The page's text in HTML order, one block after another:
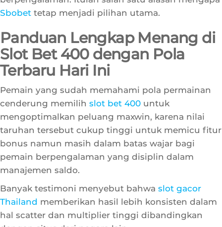
ditawarkan Sbobet, menjadikannya platform yang
ideal untuk pemula maupun pemain
berpengalaman. Itulah salah satu alasan mengapa
Sbobettetap menjadi pilihan utama.
Panduan Lengkap Menang di
Slot Bet 400 dengan Pola
Terbaru Hari Ini
Pemain yang sudah memahami pola permainan
cenderung memilih slot bet 400untuk
mengoptimalkan peluang maxwin, karena nilai
taruhan tersebut cukup tinggi untuk memicu fitur
bonus namun masih dalam batas wajar bagi
pemain berpengalaman yang disiplin dalam
manajemen saldo.
Banyak testimoni menyebut bahwaslot gacor